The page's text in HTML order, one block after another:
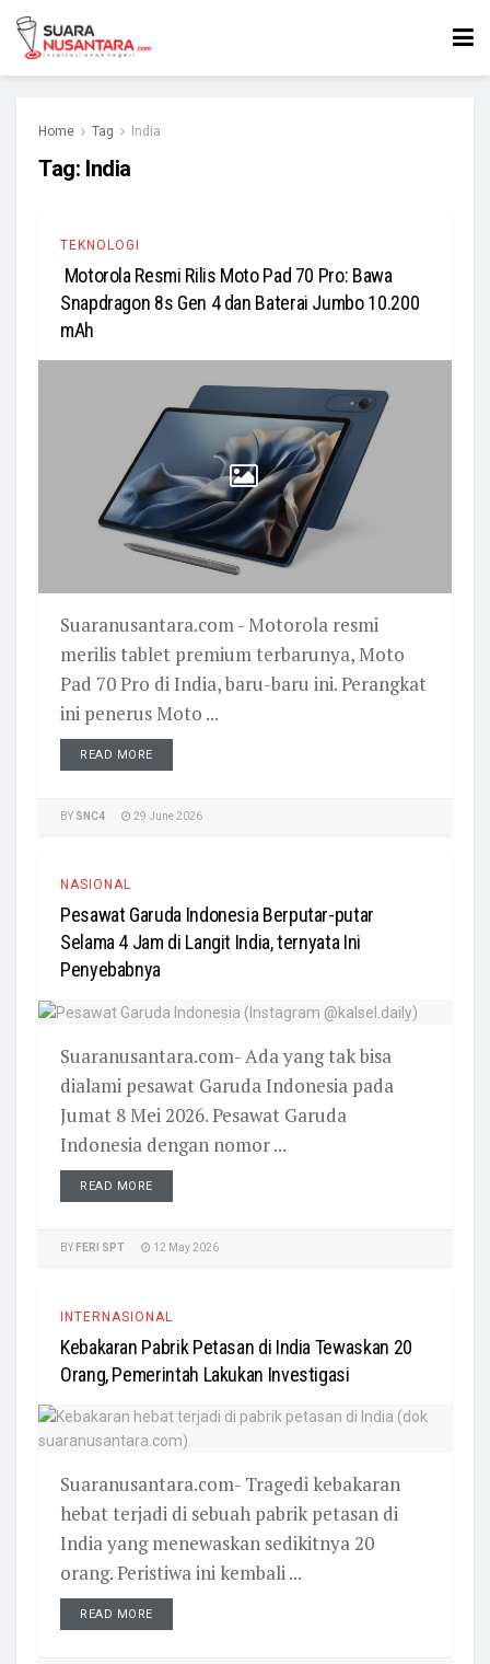
Home Tag India
Tag: India
TEKNOLOGI
Motorola Resmi Rilis Moto Pad 70 Pro: Bawa
Snapdragon 8s Gen 4 dan Baterai Jumbo 10.200
mAh
‎Suaranusantara.com - Motorola resmi
merilis tablet premium terbarunya, Moto
Pad 70 Pro di India, baru-baru ini. Perangkat
ini penerus Moto ...
READ MORE
BY SNC4 29 June 2026
NASIONAL
Pesawat Garuda Indonesia Berputar-putar
Selama 4 Jam di Langit India, ternyata Ini
Penyebabnya
Suaranusantara.com- Ada yang tak bisa
dialami pesawat Garuda Indonesia pada
Jumat 8 Mei 2026. Pesawat Garuda
Indonesia dengan nomor ...
READ MORE
BY FERI SPT 12 May 2026
INTERNASIONAL
Kebakaran Pabrik Petasan di India Tewaskan 20
Orang, Pemerintah Lakukan Investigasi
Suaranusantara.com- Tragedi kebakaran
hebat terjadi di sebuah pabrik petasan di
India yang menewaskan sedikitnya 20
orang. Peristiwa ini kembali ...
READ MORE